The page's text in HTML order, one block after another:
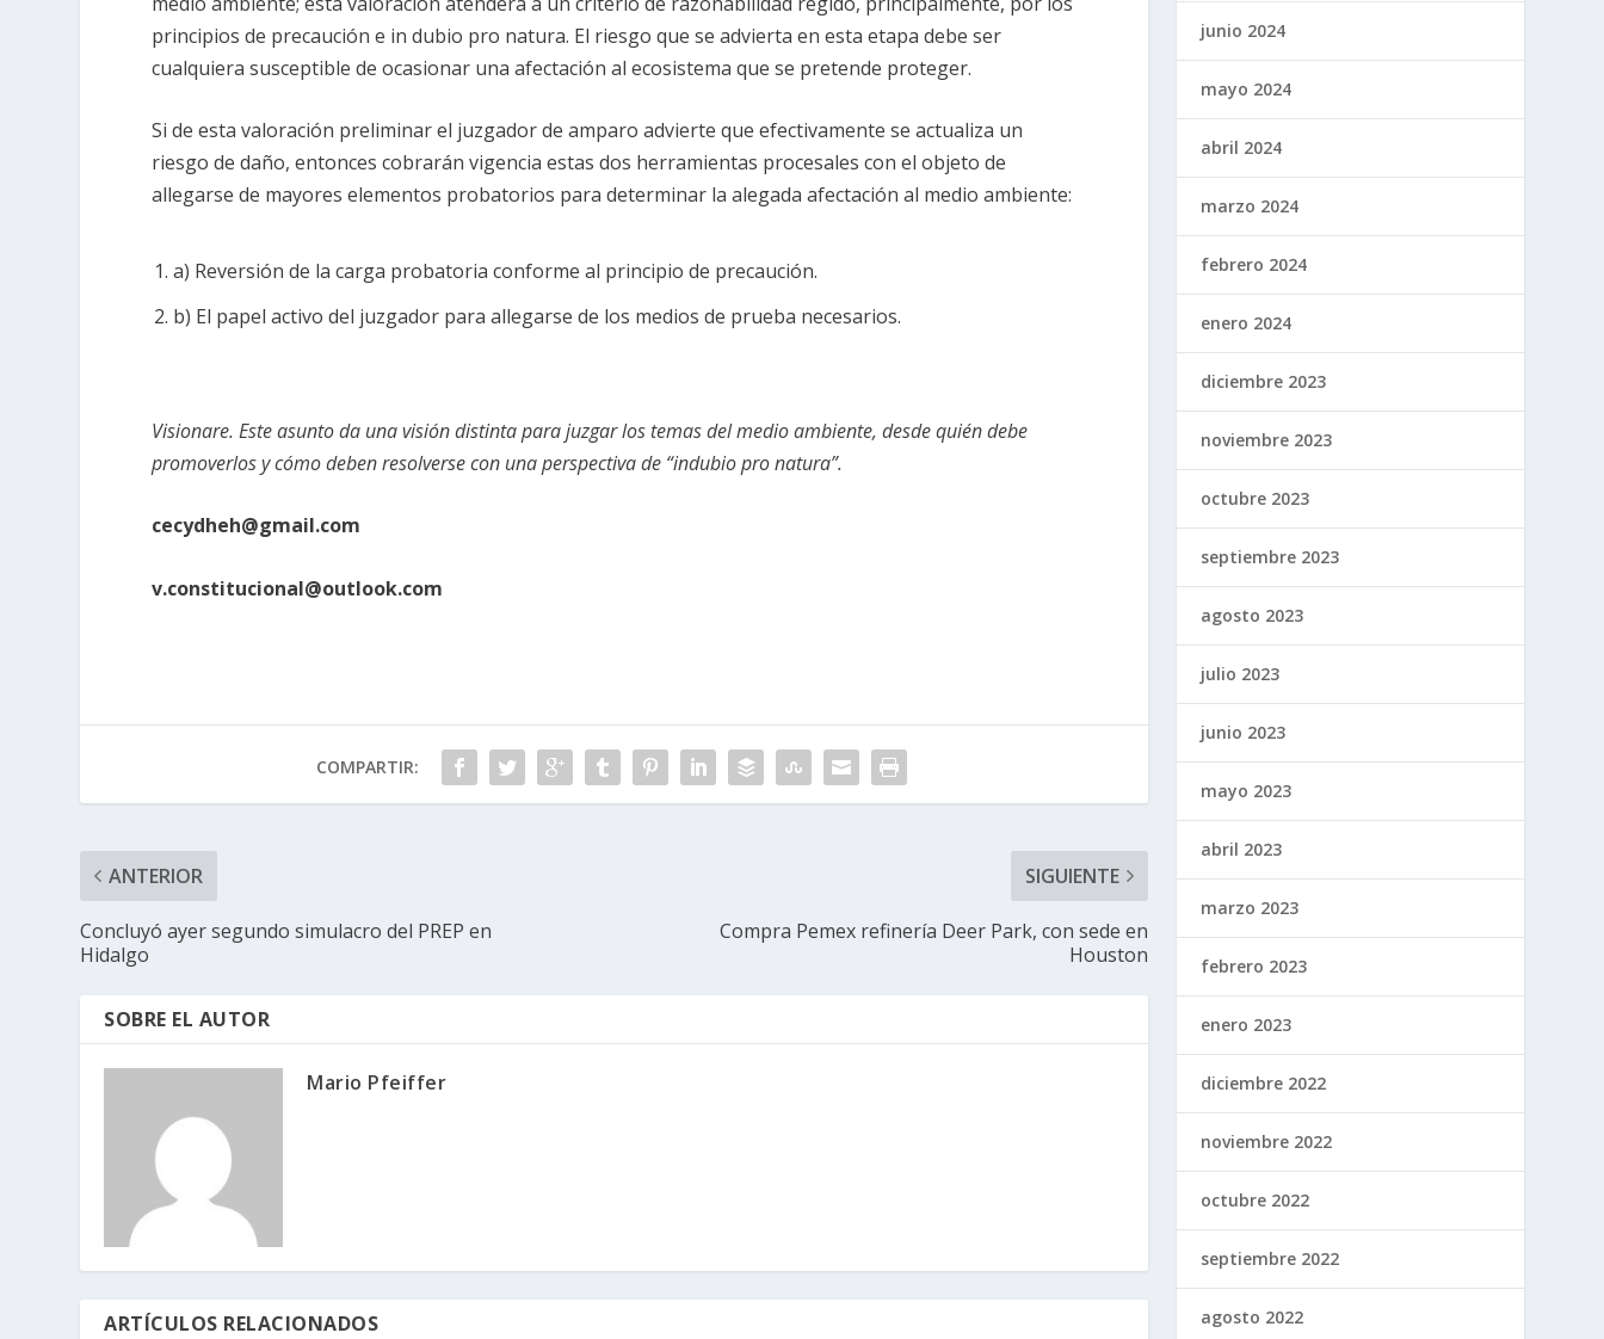
principios de precaución e in dubio pro natura. El riesgo que se advierta en esta etapa debe ser
cualquiera susceptible de ocasionar una afectación al ecosistema que se pretende proteger.
Si de esta valoración preliminar el juzgador de amparo advierte que efectivamente se actualiza un
riesgo de daño, entonces cobrarán vigencia estas dos herramientas procesales con el objeto de
allegarse de mayores elementos probatorios para determinar la alegada afectación al medio ambiente:
a) Reversión de la carga probatoria conforme al principio de precaución.
b) El papel activo del juzgador para allegarse de los medios de prueba necesarios.
Visionare. Este asunto da una visión distinta para juzgar los temas del medio ambiente, desde quién debe
promoverlos y cómo deben resolverse con una perspectiva de “indubio pro natura”.
cecydheh@gmail.com
v.constitucional@outlook.com
COMPARTIR:
ANTERIOR
Concluyó ayer segundo simulacro del PREP en
Hidalgo
SIGUIENTE
Compra Pemex refinería Deer Park, con sede en
Houston
SOBRE EL AUTOR
Mario Pfeiffer
ARTÍCULOS RELACIONADOS
junio 2024
mayo 2024
abril 2024
marzo 2024
febrero 2024
enero 2024
diciembre 2023
noviembre 2023
octubre 2023
septiembre 2023
agosto 2023
julio 2023
junio 2023
mayo 2023
abril 2023
marzo 2023
febrero 2023
enero 2023
diciembre 2022
noviembre 2022
octubre 2022
septiembre 2022
agosto 2022